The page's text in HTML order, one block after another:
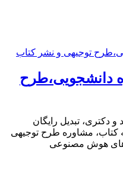
دانشجویی،طرح
و دکتری، تبدیل رایگان
کتاب، مشاوره طرح توجیهی
های هوش مصنوعی